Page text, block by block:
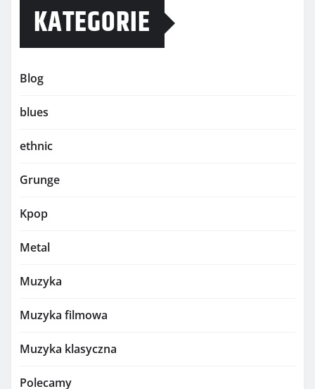
KATEGORIE
Blog
blues
ethnic
Grunge
Kpop
Metal
Muzyka
Muzyka filmowa
Muzyka klasyczna
Polecamy